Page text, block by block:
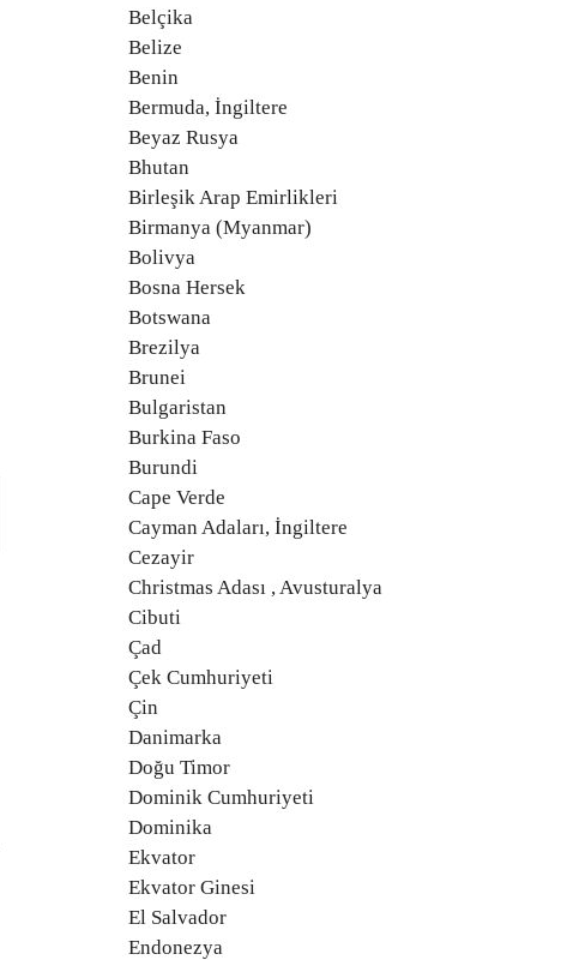
Belçika
Belize
Benin
Bermuda, İngiltere
Beyaz Rusya
Bhutan
Birleşik Arap Emirlikleri
Birmanya (Myanmar)
Bolivya
Bosna Hersek
Botswana
Brezilya
Brunei
Bulgaristan
Burkina Faso
Burundi
Cape Verde
Cayman Adaları, İngiltere
Cezayir
Christmas Adası , Avusturalya
Cibuti
Çad
Çek Cumhuriyeti
Çin
Danimarka
Doğu Timor
Dominik Cumhuriyeti
Dominika
Ekvator
Ekvator Ginesi
El Salvador
Endonezya